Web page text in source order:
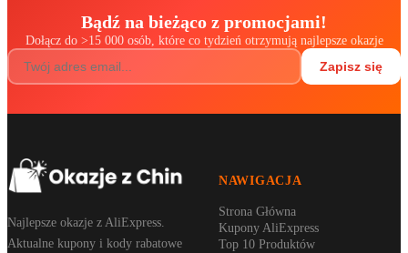
Bądź na bieżąco z promocjami!
Dołącz do >15 000 osób, które co tydzień otrzymują najlepsze okazje
Zapisz się
Najlepsze okazje z AliExpress.
Aktualne kupony i kody rabatowe
NAWIGACJA
Strona Główna
Kupony AliExpress
Top 10 Produktów